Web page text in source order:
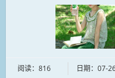
热，清风裹挟草
甜山...
阅读：816 日期：07-